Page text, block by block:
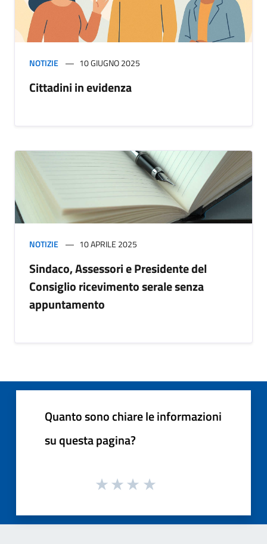
NOTIZIE 10 GIUGNO 2025
Cittadini in evidenza
NOTIZIE 10 APRILE 2025
Sindaco, Assessori e Presidente del
Consiglio ricevimento serale senza
appuntamento
Quanto sono chiare le informazioni
su questa pagina?